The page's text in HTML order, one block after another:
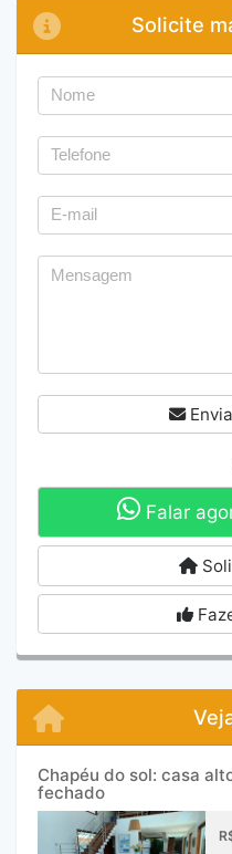
Solicite
Falar
Chapéu do sol: casa
fechado